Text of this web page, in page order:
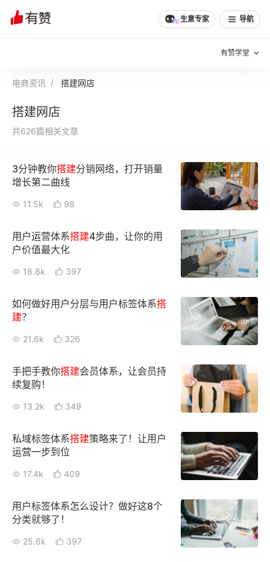
生意专家 导航
有赞学堂
私域日历
有赞成功案例 新零售最佳实践
面对面聊增长
有赞春季发布会 实干家直播间
新零售大会
AllValue 战略合作
增长产品指南
智库 产品场景库
品牌消费观
新零售资讯
培训课程
私域课程
电商资讯 搭建网店
搭建网店
共626篇相关文章
3分钟教你搭建分销网络，打开销量
增长第二曲线
11.5k 98
用户运营体系搭建4步曲，让你的用
户价值最大化
18.8k 397
如何做好用户分层与用户标签体系搭
建？
21.6k 326
手把手教你搭建会员体系，让会员持
续复购！
13.2k 349
私域标签体系搭建策略来了！让用户
运营一步到位
17.4k 409
用户标签体系怎么设计？做好这8个
分类就够了！
25.6k 397